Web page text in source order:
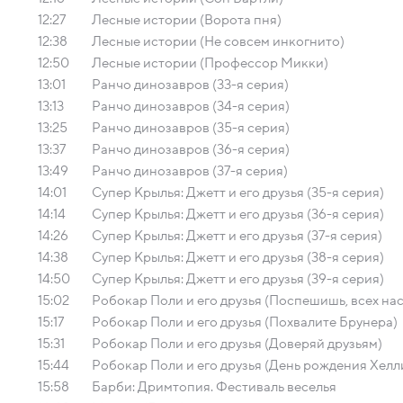
12:27
Лесные истории (Ворота пня)
12:38
Лесные истории (Не совсем инкогнито)
12:50
Лесные истории (Профессор Микки)
13:01
Ранчо динозавров (33-я серия)
13:13
Ранчо динозавров (34-я серия)
13:25
Ранчо динозавров (35-я серия)
13:37
Ранчо динозавров (36-я серия)
13:49
Ранчо динозавров (37-я серия)
14:01
Супер Крылья: Джетт и его друзья (35-я серия)
14:14
Супер Крылья: Джетт и его друзья (36-я серия)
14:26
Супер Крылья: Джетт и его друзья (37-я серия)
14:38
Супер Крылья: Джетт и его друзья (38-я серия)
14:50
Супер Крылья: Джетт и его друзья (39-я серия)
15:02
Робокар Поли и его друзья (Поспешишь, всех
15:17
Робокар Поли и его друзья (Похвалите Брунера)
15:31
Робокар Поли и его друзья (Доверяй друзьям)
15:44
Робокар Поли и его друзья (День рождения
15:58
Барби: Дримтопия. Фестиваль веселья